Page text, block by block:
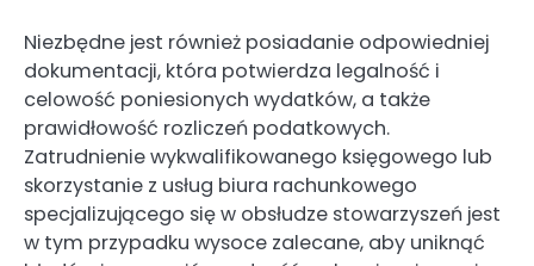
Niezbędne jest również posiadanie odpowiedniej
dokumentacji, która potwierdza legalność i
celowość poniesionych wydatków, a także
prawidłowość rozliczeń podatkowych.
Zatrudnienie wykwalifikowanego księgowego lub
skorzystanie z usług biura rachunkowego
specjalizującego się w obsłudze stowarzyszeń jest
w tym przypadku wysoce zalecane, aby uniknąć